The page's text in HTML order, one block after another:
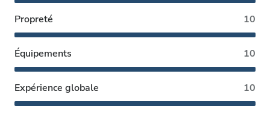
Propreté 10
Équipements 10
Expérience globale 10